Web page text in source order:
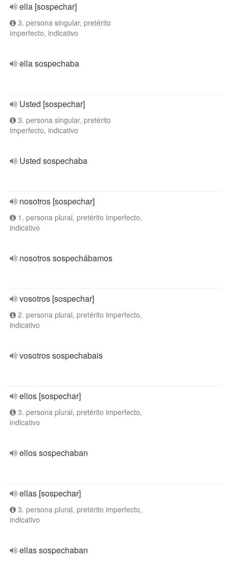
ella [sospechar]
3. persona singular, pretérito
imperfecto, indicativo
ella sospechaba
Usted [sospechar]
3. persona singular, pretérito
imperfecto, indicativo
Usted sospechaba
nosotros [sospechar]
1. persona plural, pretérito imperfecto,
indicativo
nosotros sospechábamos
vosotros [sospechar]
2. persona plural, pretérito imperfecto,
indicativo
vosotros sospechabais
ellos [sospechar]
3. persona plural, pretérito imperfecto,
indicativo
ellos sospechaban
ellas [sospechar]
3. persona plural, pretérito imperfecto,
indicativo
ellas sospechaban